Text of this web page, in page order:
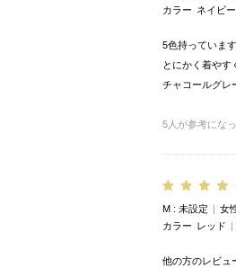
カラー ネイビー
5色持っています
とにかく着やす
チャコールグレ
5 人が参考にな
M 未設定 女
カラー レッド
他の方のレビュ